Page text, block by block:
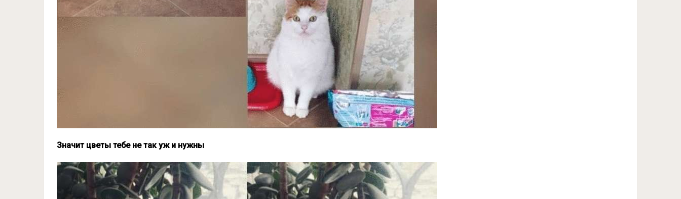
Значит цветы тебе не так уж и нужны